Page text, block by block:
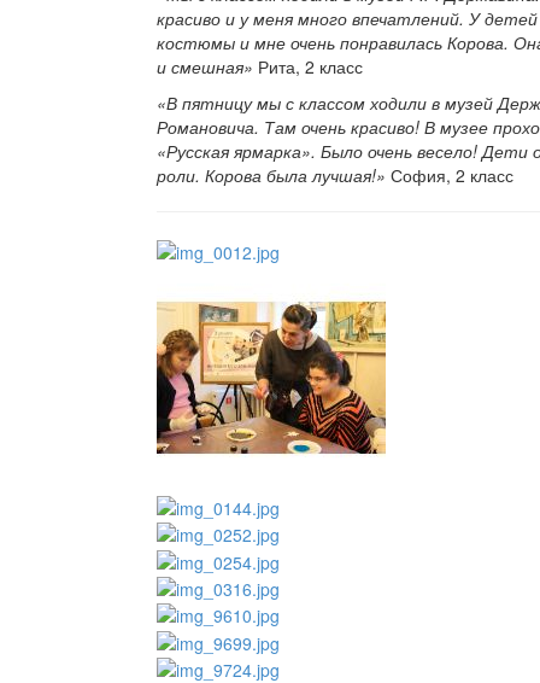
красиво и у меня много впечатлений. У
костюмы и мне очень понравилась Корова.
и смешная» Рита, 2 класс
«В пятницу мы с классом ходили в музей
Романовича. Там очень красиво! В музее
«Русская ярмарка». Было очень весело! Дети
роли. Корова была лучшая!» София, 2 класс